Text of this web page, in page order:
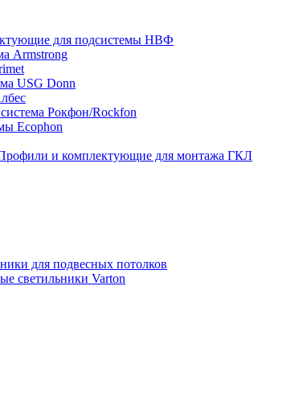
для подсистемы НВФ
Armstrong
USG Donn
Рокфон/Rockfon
Ecophon
и комплектующие для монтажа ГКЛ
для подвесных потолков
светильники Varton